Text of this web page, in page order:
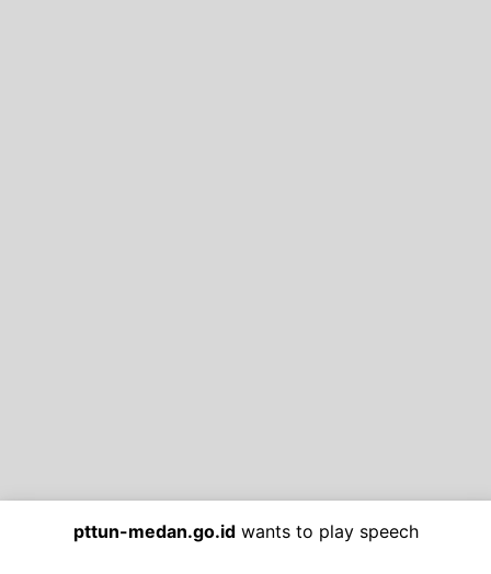
pttun-medan.go.idwants to play speech